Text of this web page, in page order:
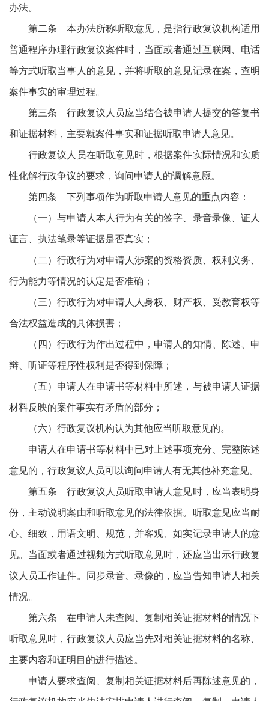
办法。
第二条 本办法所称听取意见，是指行政复议机构适用
普通程序办理行政复议案件时，当面或者通过互联网、电话
等方式听取当事人的意见，并将听取的意见记录在案，查明
案件事实的审理过程。
第三条 行政复议人员应当结合被申请人提交的答复书
和证据材料，主要就案件事实和证据听取申请人意见。
行政复议人员在听取意见时，根据案件实际情况和实质
性化解行政争议的要求，询问申请人的调解意愿。
第四条 下列事项作为听取申请人意见的重点内容：
（一）与申请人本人行为有关的签字、录音录像、证人
证言、执法笔录等证据是否真实；
（二）行政行为对申请人涉案的资格资质、权利义务、
行为能力等情况的认定是否准确；
（三）行政行为对申请人人身权、财产权、受教育权等
合法权益造成的具体损害；
（四）行政行为作出过程中，申请人的知情、陈述、申
辩、听证等程序性权利是否得到保障；
（五）申请人在申请书等材料中所述，与被申请人证据
材料反映的案件事实有矛盾的部分；
（六）行政复议机构认为其他应当听取意见的。
申请人在申请书等材料中已对上述事项充分、完整陈述
意见的，行政复议人员可以询问申请人有无其他补充意见。
第五条 行政复议人员听取申请人意见时，应当表明身
份，主动说明案由和听取意见的法律依据。听取意见应当耐
心、细致，用语文明、规范，并客观、如实记录申请人的意
见。当面或者通过视频方式听取意见时，还应当出示行政复
议人员工作证件。同步录音、录像的，应当告知申请人相关
情况。
第六条 在申请人未查阅、复制相关证据材料的情况下
听取意见时，行政复议人员应当先对相关证据材料的名称、
主要内容和证明目的进行描述。
申请人要求查阅、复制相关证据材料后再陈述意见的，